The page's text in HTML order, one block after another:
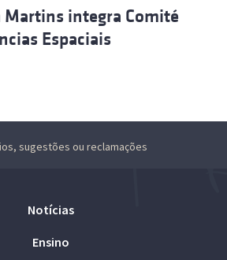
Martins integra Comité
Espaciais
sugestões ou reclamações
Notícias
Ensino